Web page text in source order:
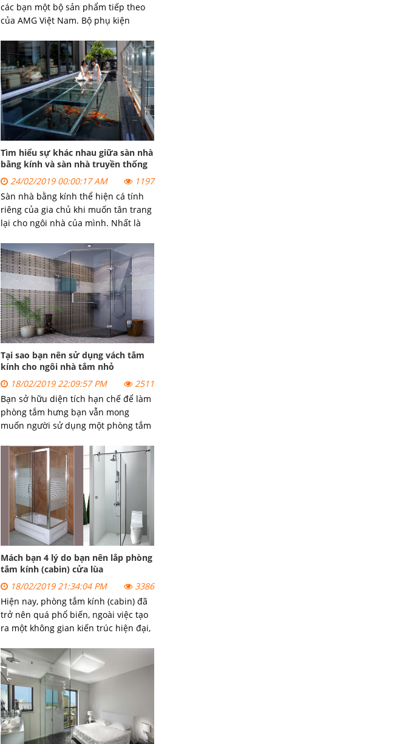
các bạn một bộ sản phẩm tiếp theo
của AMG Việt Nam. Bộ phụ kiện
kính AMG. Hãy cùng chúng tôi xem
bộ sản phẩm này có những gì nhé!
Tìm hiểu sự khác nhau giữa sàn nhà
bằng kính và sàn nhà truyền thống
24/02/2019 00:00:17 AM
1197
Sàn nhà bằng kính thể hiện cá tính
riêng của gia chủ khi muốn tân trang
lại cho ngôi nhà của mình. Nhất là
ánh sáng và cao tầng thì sử dụng loại
sàn nhà này được coi là bước đột phá
thời hiện đại.
Tại sao bạn nên sử dụng vách tắm
kính cho ngôi nhà tắm nhỏ
18/02/2019 22:09:57 PM
2511
Bạn sở hữu diện tích hạn chế để làm
phòng tắm hưng bạn vẫn mong
muốn người sử dụng một phòng tắm
tắm kính cường lực dưới đây được coi
là 1 biện pháp khôn xiết có lí với
không gian phòng tắm hạn chế.
Mách bạn 4 lý do bạn nên lắp phòng
tắm kính (cabin) cửa lùa
18/02/2019 21:34:04 PM
3386
Hiện nay, phòng tắm kính (cabin) đã
trở nên quá phổ biến, ngoài việc tạo
ra một không gian kiến trúc hiện đại,
đời sống sinh hoạt của bạn trở nên
thuận tiện và tiện nghi hơn rất
nhiều.